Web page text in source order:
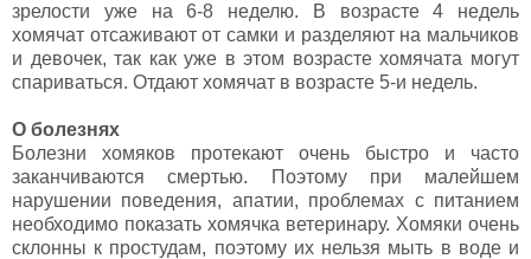
зрелости уже на 6-8 неделю. В возрасте 4 недель
хомячат отсаживают от самки и разделяют на мальчиков
и девочек, так как уже в этом возрасте хомячата могут
спариваться. Отдают хомячат в возрасте 5-и недель.
О болезнях
Болезни хомяков протекают очень быстро и часто
заканчиваются смертью. Поэтому при малейшем
нарушении поведения, апатии, проблемах с питанием
необходимо показать хомячка ветеринару. Хомяки очень
склонны к простудам, поэтому их нельзя мыть в воде и